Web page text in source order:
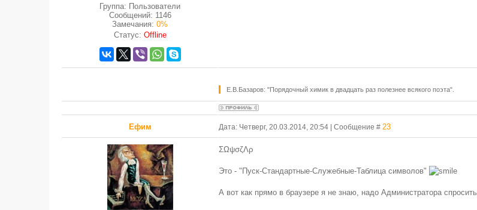
Группа: Пользователи
Сообщений: 1146
Замечания: 0%
Статус: Offline
Е.В.Базаров: "Порядочный химик в двадцать раз полезнее всякого поэта".
Ефим Дата: Четверг, 20.03.2014, 20:54 | Сообщение # 23
ΣΩψσζΛρ
Это - "Пуск-Стандартные-Служебные-Таблица символов"
А вот как прямо в браузере я не знаю, надо Администратора спросить